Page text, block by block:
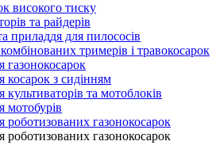
високого тиску
та райдерів
приладдя для пилососів
тримерів і травокосарок
газонокосарок
косарок з сидінням
та мотоблоків
мотобурів
роботизованих газонокосарок
роботизованих газонокосарок